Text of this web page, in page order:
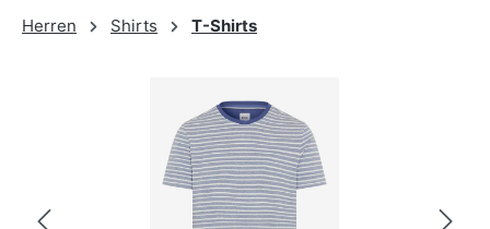
Herren Shirts T-Shirts